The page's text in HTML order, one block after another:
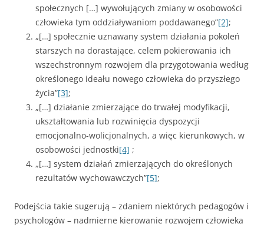
społecznych […] wy­wołujących zmiany w osobowości
człowieka tym oddziaływaniom pod­dawanego”[2];
„[…] społecznie uznawany system działania pokoleń
starszych na dorastające, celem pokierowania ich
wszechstronnym rozwojem dla przygotowania według
określonego ideału nowego człowieka do przy­szłego
życia”[3];
„[…] działanie zmierzające do trwałej modyfikacji,
ukształtowania lub rozwinięcia dyspozycji
emocjonalno-wolicjonalnych, a więc kierun­kowych, w
osobowości jednostki[4] ;
„[…] system działań zmierzających do określonych
rezultatów wy­chowawczych”[5];
Podejścia takie sugerują – zdaniem niektórych pedagogów i
psycho­logów – nadmierne kierowanie rozwojem człowieka